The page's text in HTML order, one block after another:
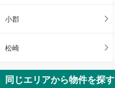
小郡
松崎
同じエリアから物件を探す